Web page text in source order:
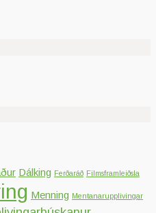
Dálking Ferðaráð Filmsframleiðsla
Menning Mentanarupplivingar